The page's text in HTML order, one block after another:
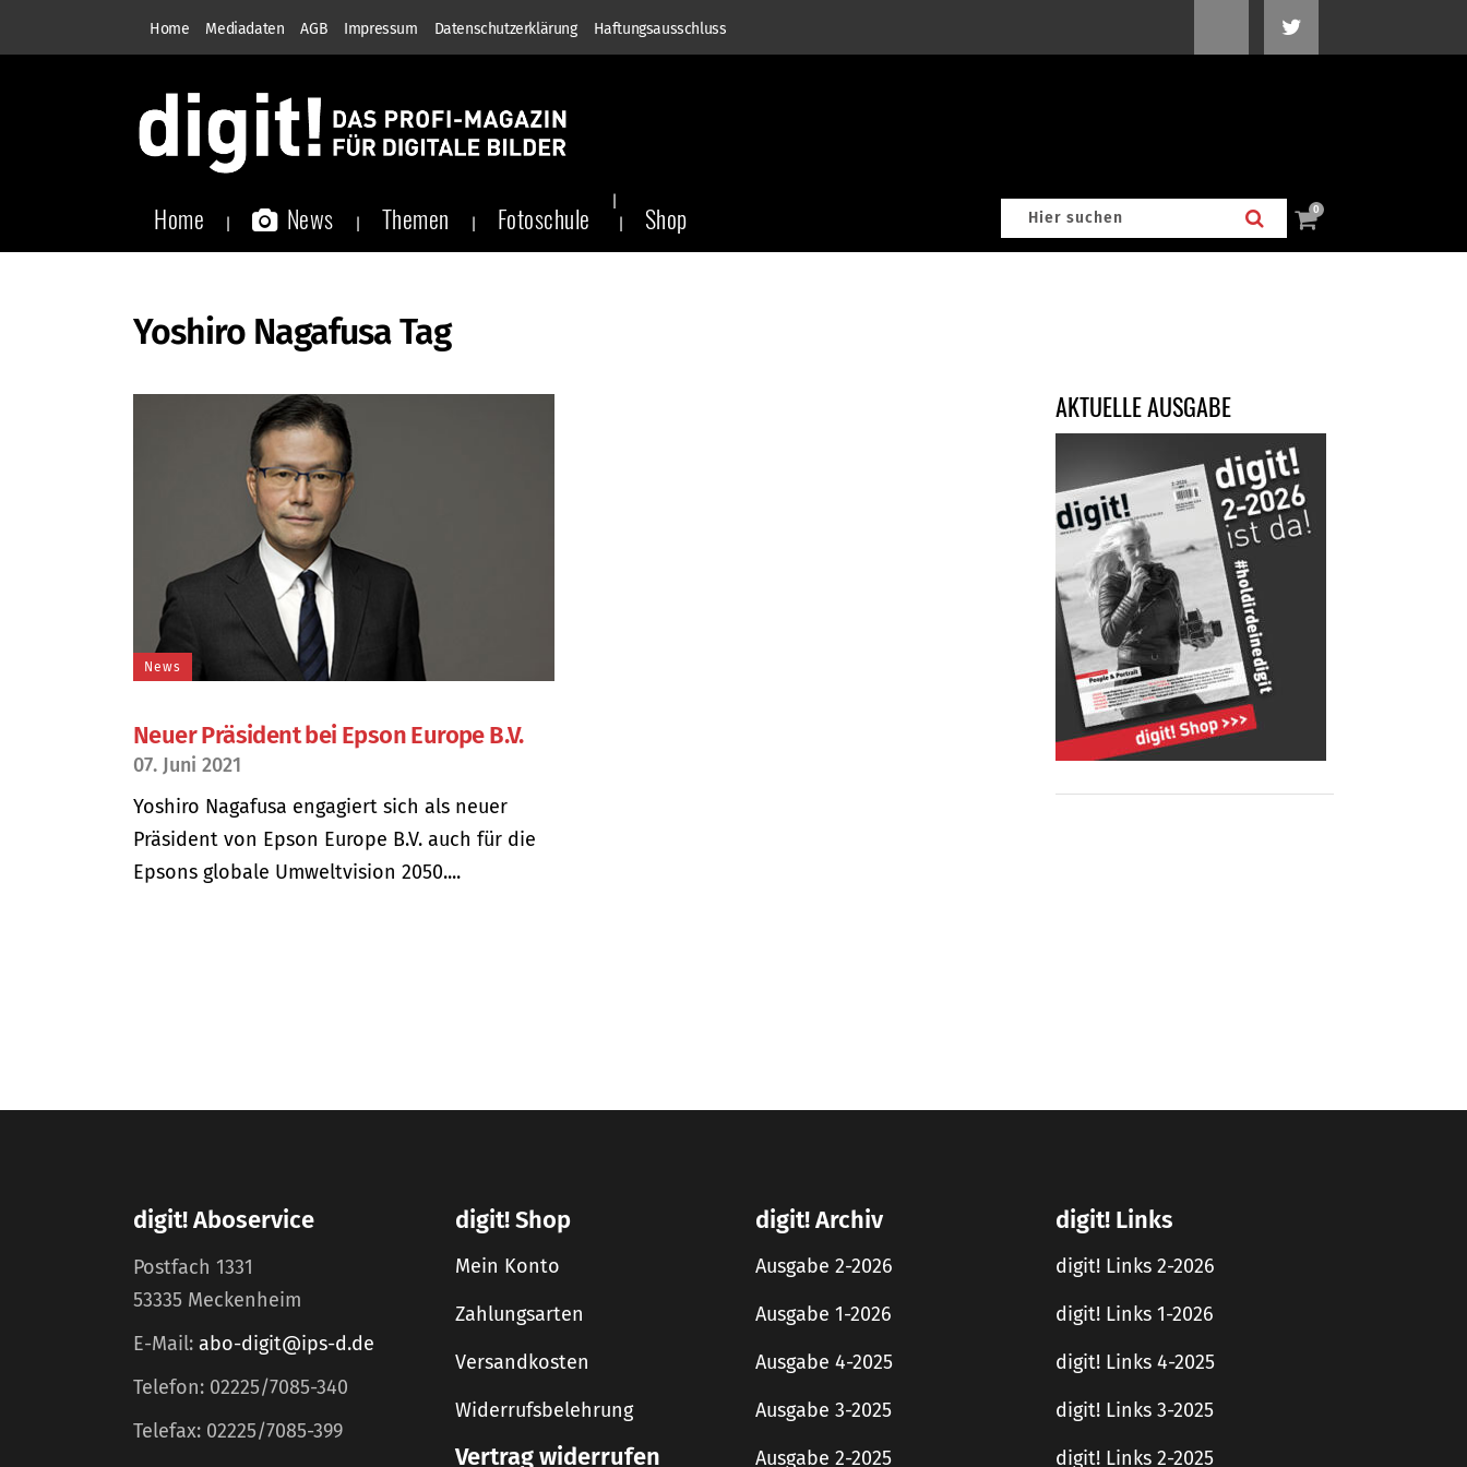
Home Mediadaten AGB Impressum Datenschutzerklärung Haftungsausschluss
Home News Themen Fotoschule Shop 0
Yoshiro Nagafusa Tag
News
Neuer Präsident bei Epson Europe B.V.
07. Juni 2021
Yoshiro Nagafusa engagiert sich als neuer
Präsident von Epson Europe B.V. auch für die
Epsons globale Umweltvision 2050....
AKTUELLE AUSGABE
digit! Aboservice
Postfach 1331
53335 Meckenheim
E-Mail: abo-digit@ips-d.de
Telefon: 02225/7085-340
Telefax: 02225/7085-399
digit! Shop
Mein Konto
Zahlungsarten
Versandkosten
Widerrufsbelehrung
Vertrag widerrufen
digit! Archiv
Ausgabe 2-2026
Ausgabe 1-2026
Ausgabe 4-2025
Ausgabe 3-2025
Ausgabe 2-2025
digit! Links
digit! Links 2-2026
digit! Links 1-2026
digit! Links 4-2025
digit! Links 3-2025
digit! Links 2-2025